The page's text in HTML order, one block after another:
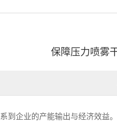
保障压力喷雾
到企业的产能输出与经济效益